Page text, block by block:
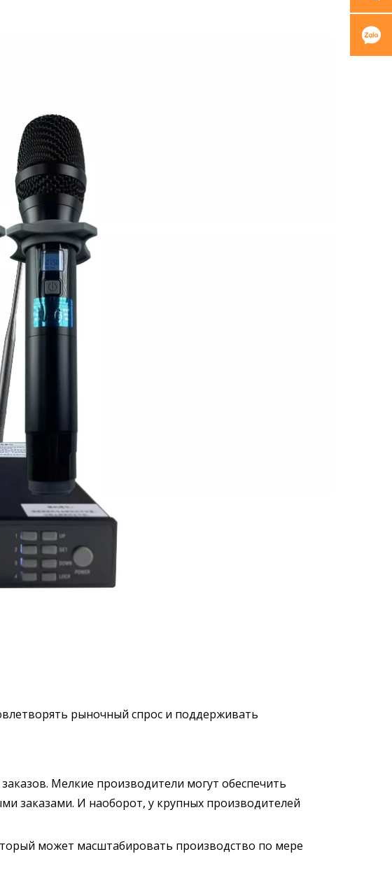
рыночный спрос и поддерживать
Мелкие производители могут обеспечить
заказами. И наоборот, у крупных производителей
может масштабировать производство по мере